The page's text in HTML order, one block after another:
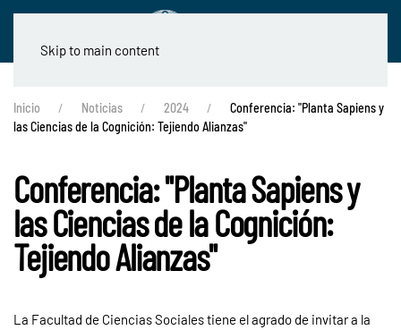
Skip to main content
Inicio Noticias 2024
Conferencia: "Planta Sapiens y
las Ciencias de la Cognición: Tejiendo Alianzas"
Conferencia: "Planta Sapiens y
las Ciencias de la Cognición:
Tejiendo Alianzas"
La Facultad de Ciencias Sociales tiene el agrado de invitar a la